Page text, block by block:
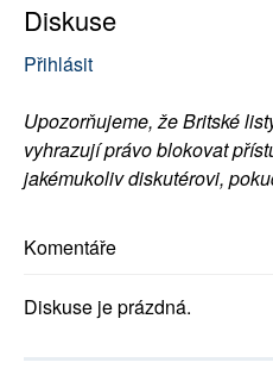
Diskuse
Přihlásit
Upozorňujeme, že Britské
vyhrazují právo blokovat
jakémukoliv diskutérovi,
Komentáře
Diskuse je prázdná.